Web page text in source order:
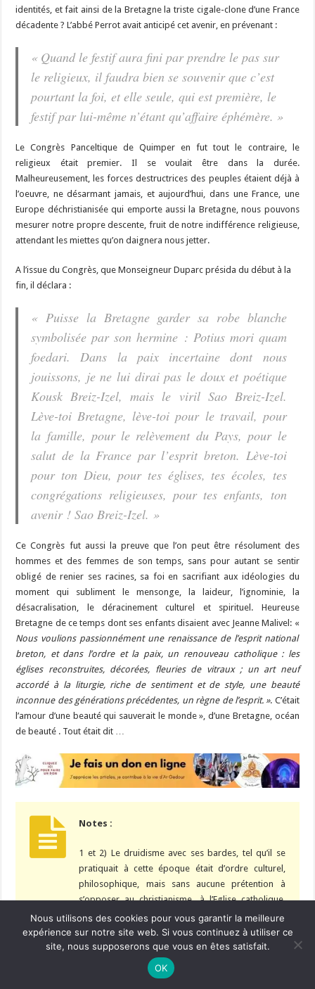
identités, et fait ainsi de la Bretagne la triste cigale-clone d’une France
décadente ? L’abbé Perrot avait anticipé cet avenir, en prévenant :
« Quand le festif aura fini par prendre le pas sur
le religieux, il faudra bien se souvenir que c’est
pourtant la foi, et elle seule, qui est première, le
festif par lui-même n’étant qu’affaire éphémère. »
Le Congrès Panceltique de Quimper en fut tout le contraire, le
religieux était premier. Il se voulait être dans la durée.
Malheureusement, les forces destructrices des peuples étaient déjà à
l’oeuvre, ne désarmant jamais, et aujourd’hui, dans une France, une
Europe déchristianisée qui emporte aussi la Bretagne, nous pouvons
mesurer notre propre descente, fruit de notre indifférence religieuse,
attendant les miettes qu’on daignera nous jetter.
A l’issue du Congrès, que Monseigneur Duparc présida du début à la
fin, il déclara :
« Puisse la Bretagne garder sa robe blanche
symbolisée par son hermine : Potius mori quam
foedari. Dans la paix incertaine dont nous
jouissons, je ne lui dirai pas le doux et poétique
Kousk Breiz-Izel, mais le viril Sao Breiz-Izel.
Lève-toi Bretagne, lève-toi pour le travail, pour
la famille, pour le relèvement du Pays, pour le
salut de la France par l’esprit breton. Lève-toi
pour ton Dieu, pour tes églises, tes écoles, tes
congrégations religieuses, pour tes enfants, ton
avenir ! Sao Breiz-Izel. »
Ce Congrès fut aussi la preuve que l’on peut être résolument des
hommes et des femmes de son temps, sans pour autant se sentir
obligé de renier ses racines, sa foi en sacrifiant aux idéologies du
moment qui subliment le mensonge, la laideur, l’ignominie, la
désacralisation, le déracinement culturel et spirituel. Heureuse
Bretagne de ce temps dont ses enfants disaient avec Jeanne Malivel: «
Nous voulions passionnément une renaissance de l’esprit national
breton, et dans l’ordre et la paix, un renouveau catholique : les
églises reconstruites, décorées, fleuries de vitraux ; un art neuf
accordé à la liturgie, riche de sentiment et de style, une beauté
inconnue des générations précédentes, un règne de l’esprit. ». C’était
l’amour d’une beauté qui sauverait le monde », d’une Bretagne, océan
de beauté . Tout était dit …
Notes :
1 et 2) Le druidisme avec ses bardes, tel qu’il se
pratiquait à cette époque était d’ordre culturel,
philosophique, mais sans aucune prétention à
s’opposer au christianisme, à l’Eglise catholique.
D’ailleurs, la majorité des membres du Gorsedd se
diront aussi catholiques. Par la suite, quelques
illuminés en délicatesse avec l’Église, le clergé
professeront un druidisme hostile à l’Église, et
parfois teinté d’un néo-paganisme se voulant
Ne manquez pas la nouveauté de Bernard Rio "LA REVOLUTION DES
CLIQUEZ ICI POUR EN SAVOIR PLUS
Nous utilisons des cookies pour vous garantir la meilleure
expérience sur notre site web. Si vous continuez à utiliser ce
site, nous supposerons que vous en êtes satisfait.
OK